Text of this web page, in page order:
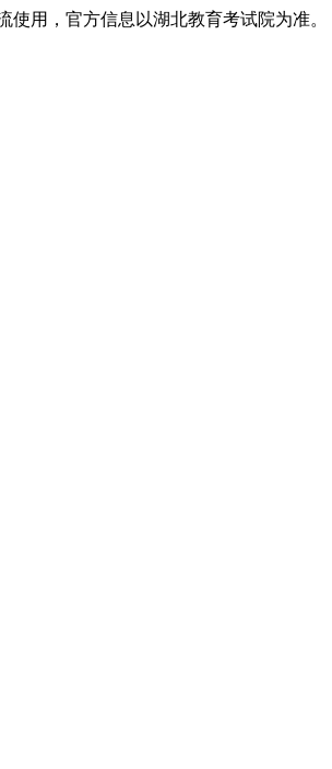
用，官方信息以湖北教育考试院为准。